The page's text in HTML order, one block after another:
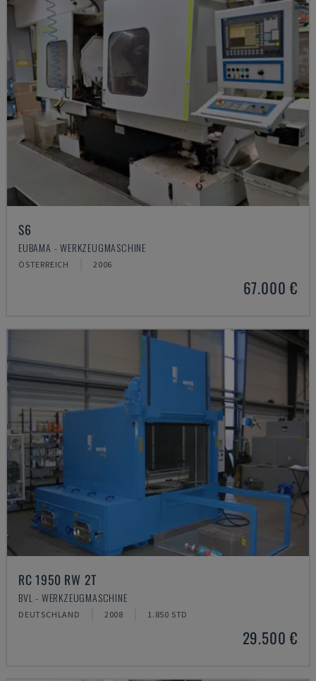
S6
EUBAMA - WERKZEUGMASCHINE
ÖSTERREICH 2006
67.000 €
RC 1950 RW 2T
BVL - WERKZEUGMASCHINE
DEUTSCHLAND 2008 1.850 STD
29.500 €